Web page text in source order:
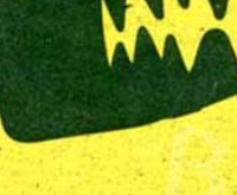
Соцсети
Компания
О компании
Услуги
Условия оплаты
Сотрудники
Вакансии